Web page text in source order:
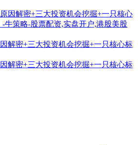
解密+三大投资机会挖掘+一只核心标
解密+三大投资机会挖掘+一只核心标